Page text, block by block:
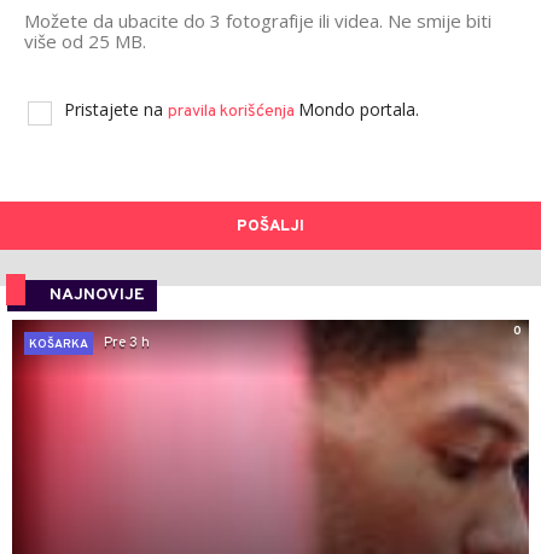
Možete da ubacite do 3 fotografije ili videa. Ne smije biti
više od 25 MB.
Pristajete na pravila korišćenja Mondo portala.
POŠALJI
NAJNOVIJE
0
KOŠARKA
Pre 3 h